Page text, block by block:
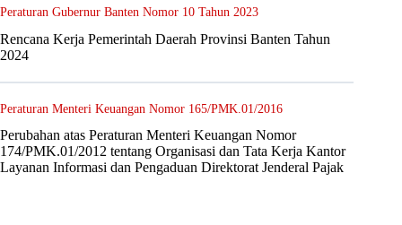
Peraturan Gubernur Banten Nomor 10 Tahun 2023
Rencana Kerja Pemerintah Daerah Provinsi Banten Tahun
2024
Peraturan Menteri Keuangan Nomor 165/PMK.01/2016
Perubahan atas Peraturan Menteri Keuangan Nomor
174/PMK.01/2012 tentang Organisasi dan Tata Kerja Kantor
Layanan Informasi dan Pengaduan Direktorat Jenderal Pajak